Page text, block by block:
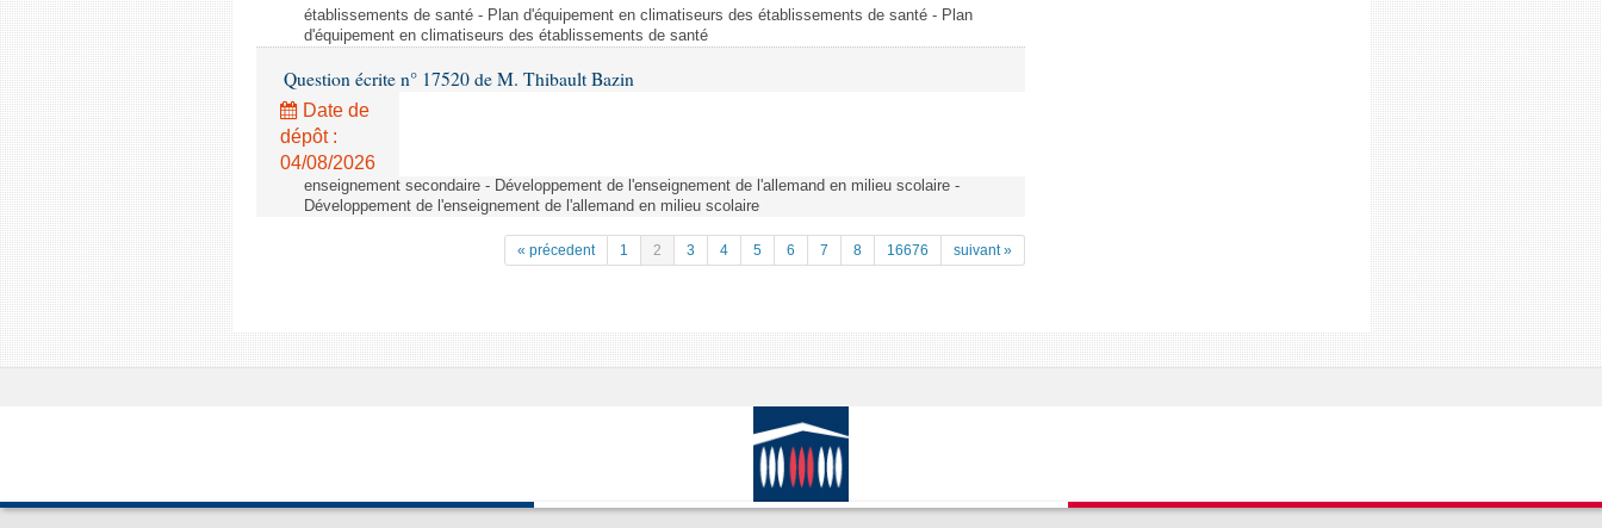
établissements de santé - Plan d'équipement en climatiseurs des établissements de santé - Plan
d'équipement en climatiseurs des établissements de santé
Question écrite n° 17520 de M. Thibault Bazin
Date de
dépôt :
04/08/2026
enseignement secondaire - Développement de l'enseignement de l'allemand en milieu scolaire -
Développement de l'enseignement de l'allemand en milieu scolaire
« précedent 1 2 3 4 5 6 7 8 16676 suivant »